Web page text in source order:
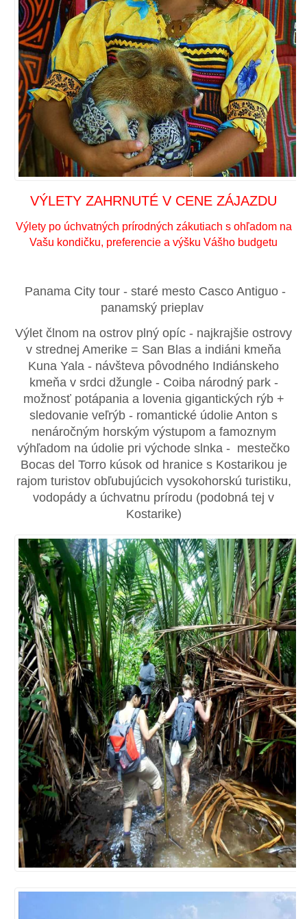
VÝLETY ZAHRNUTÉ V CENE ZÁJAZDU
Výlety po úchvatných prírodných zákutiach s ohľadom na
Vašu kondičku, preferencie a výšku Vášho budgetu
Panama City tour - staré mesto Casco Antiguo -
panamský prieplav
Výlet člnom na ostrov plný opíc - najkrajšie ostrovy
v strednej Amerike = San Blas a indiáni kmeňa
Kuna Yala - návšteva pôvodného Indiánskeho
kmeňa v srdci džungle - Coiba národný park -
možnosť potápania a lovenia gigantických rýb +
sledovanie veľrýb - romantické údolie Anton s
nenáročným horským výstupom a famoznym
výhľadom na údolie pri východe slnka - mestečko
Bocas del Torro kúsok od hranice s Kostarikou je
rajom turistov obľubujúcich vysokohorskú turistiku,
vodopády a úchvatnu prírodu (podobná tej v
Kostarike)